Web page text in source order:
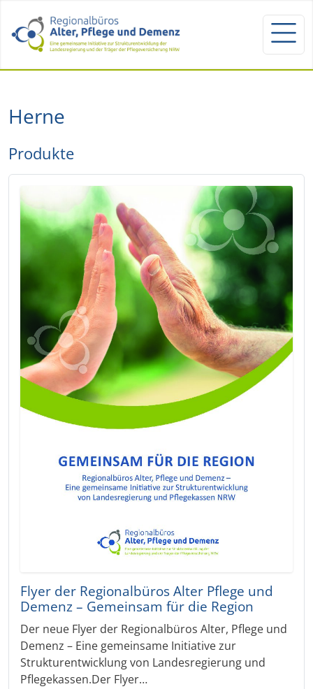
Herne
Produkte
Flyer der Regionalbüros Alter Pflege und
Demenz – Gemeinsam für die Region
Der neue Flyer der Regionalbüros Alter, Pflege und
Demenz – Eine gemeinsame Initiative zur
Strukturentwicklung von Landesregierung und
Pflegekassen.Der Flyer…